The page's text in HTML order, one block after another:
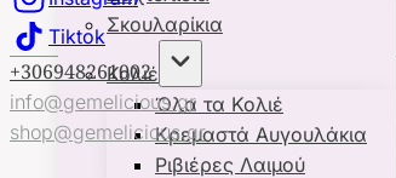
Σκουλαρίκια
Κολιέ
Όλα τα Κολιέ
Κρεμαστά Αυγουλάκια
Ριβιέρες Λαιμού
Tiktok
+306948261002
info@gemelicious.gr
shop@gemelicious.gr